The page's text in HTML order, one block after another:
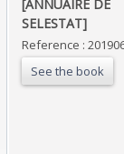
‎[ANNUAIRE DE
SELESTAT]‎
Reference :
See the book